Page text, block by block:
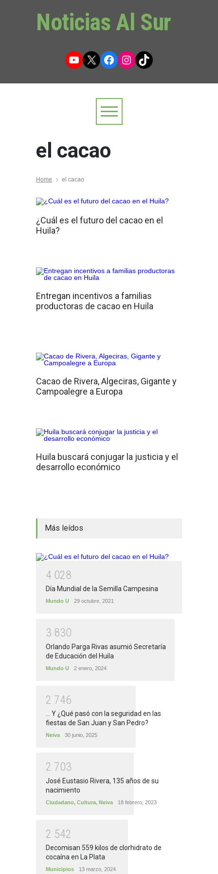
Noticias Al Sur
YouTube
X Facebook
Instagram
TikTok
el cacao
Home el cacao
¿Cuál es el futuro del cacao en el
Huila?
Entregan incentivos a familias
productoras de cacao en Huila
Cacao de Rivera, Algeciras, Gigante y
Campoalegre a Europa
Huila buscará conjugar la justicia y el
desarrollo económico
Más leídos
4 028
Día Mundial de la Semilla Campesina
Mundo U 29 octubre, 2021
3 830
Orlando Parga Rivas asumió Secretaría
de Educación del Huila
Mundo U 2 enero, 2024
2 746
... Y ¿Qué pasó con la seguridad en las
fiestas de San Juan y San Pedro?
Neiva 30 junio, 2025
2 703
José Eustasio Rivera, 135 años de su
nacimiento
Ciudadano, Cultura, Neiva 18 febrero, 2023
2 542
Decomisan 559 kilos de clorhidrato de
cocaína en La Plata
Municipios 13 marzo, 2024